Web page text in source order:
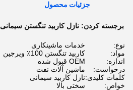
جزئیات محصول
برجسته کردن: نازل کاربید تنگستن سیمانی
نوع:
خدمات ماشینکاری
مواد:
کاربید تنگستن 100٪ ویرجین
اندازه:
OEM قبول شده
درخواست:
ماشین آلات نفت
کلمات کلیدی:نازل کاربید سیمانی
خواص:
سختی بالا